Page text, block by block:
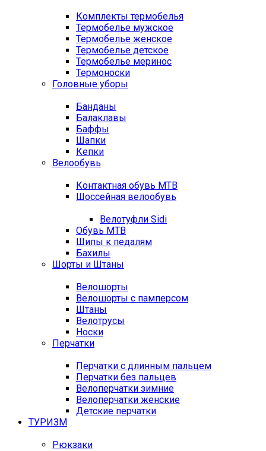
Комплекты термобелья
Термобелье мужское
Термобелье женское
Термобелье детское
Термобелье меринос
Термоноски
Головные уборы
Банданы
Балаклавы
Баффы
Шапки
Кепки
Велообувь
Контактная обувь MTB
Шоссейная велообувь
Велотуфли Sidi
Обувь MTB
Шипы к педалям
Бахилы
Шорты и Штаны
Велошорты
Велошорты с памперсом
Штаны
Велотрусы
Носки
Перчатки
Перчатки с длинным пальцем
Перчатки без пальцев
Велоперчатки зимние
Велоперчатки женские
Детские перчатки
ТУРИЗМ
Рюкзаки